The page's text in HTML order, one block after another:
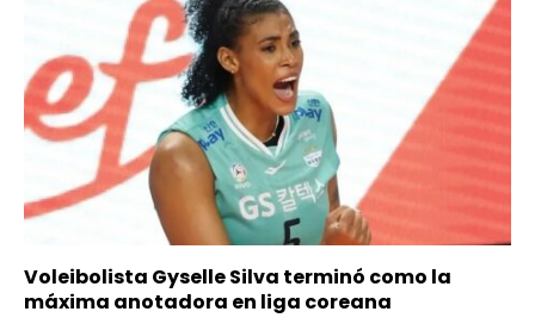
Voleibolista Gyselle Silva terminó como la
máxima anotadora en liga coreana